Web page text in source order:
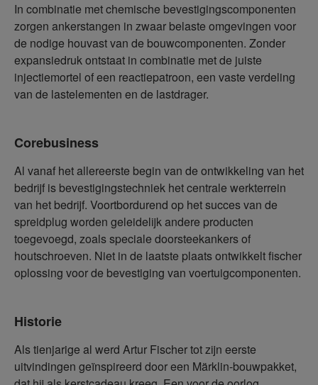
In combinatie met chemische bevestigingscomponenten
zorgen ankerstangen in zwaar belaste omgevingen voor
de nodige houvast van de bouwcomponenten. Zonder
expansiedruk ontstaat in combinatie met de juiste
injectiemortel of een reactiepatroon, een vaste verdeling
van de lastelementen en de lastdrager.
Corebusiness
Al vanaf het allereerste begin van de ontwikkeling van het
bedrijf is bevestigingstechniek het centrale werkterrein
van het bedrijf. Voortbordurend op het succes van de
spreidplug worden geleidelijk andere producten
toegevoegd, zoals speciale doorsteekankers of
houtschroeven. Niet in de laatste plaats ontwikkelt fischer
oplossing voor de bevestiging van voertuigcomponenten.
Historie
Als tienjarige al werd Artur Fischer tot zijn eerste
uitvindingen geïnspireerd door een Märklin-bouwpakket,